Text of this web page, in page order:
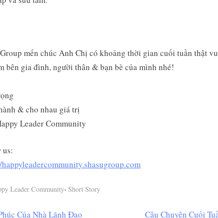
mến chúc Anh Chị có khoảng thời gian cuối tuần thật
bên gia đình, người thân & bạn bè của mình nhé!
& cho nhau giá trị
Leader Community
Leader Community, Short Story
Của Nhà Lãnh Đạo
N
Câu Chuyện Cuối